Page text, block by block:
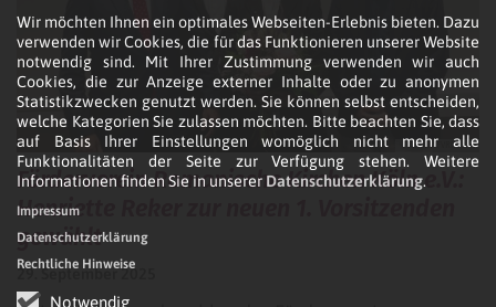
Wir möchten Ihnen ein optimales Webseiten-Erlebnis bieten. Dazu
verwenden wir Cookies, die für das Funktionieren unserer Website
notwendig sind. Mit Ihrer Zustimmung verwenden wir auch
Cookies, die zur Anzeige externer Inhalte oder zu anonymen
Statistikzwecken genutzt werden. Sie können selbst entscheiden,
welche Kategorien Sie zulassen möchten. Bitte beachten Sie, dass
auf Basis Ihrer Einstellungen womöglich nicht mehr alle
Funktionalitäten der Seite zur Verfügung stehen. Weitere
Informationen finden Sie in unserer Datenschutzerklärung.
Notwendig
Impressum
Datenschutzerklärung
Rechtliche Hinweise
© Archiv FVRKK e.V.
Förderverein Romanische Kirchen Köln e.V.:
Henriette Reker zur neuen 1. Vorsitzenden
gewählt
29. September 2025